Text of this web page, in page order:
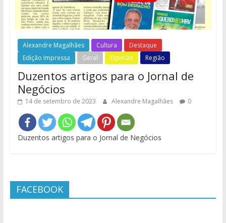
Alexandre Magalhães Cultura
Destaque
Edição Impressa
Geral Opinião Região
Duzentos artigos para o Jornal de
Negócios
14 de setembro de 2023 Alexandre Magalhães 0
Duzentos artigos para o Jornal de Negócios
FACEBOOK